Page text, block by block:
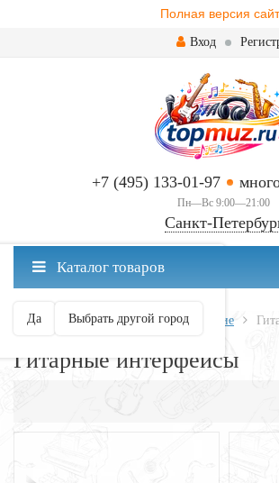
Полная версия
Вход
+7 (495) 133-01-97
Пн—Вс 9:00—21:00
Санкт-
Санкт-Петербург ваш город?
Да Выбрать другой город
Каталог товаров
Главная Всё для гитары Усиление
Гитарные интерфейсы